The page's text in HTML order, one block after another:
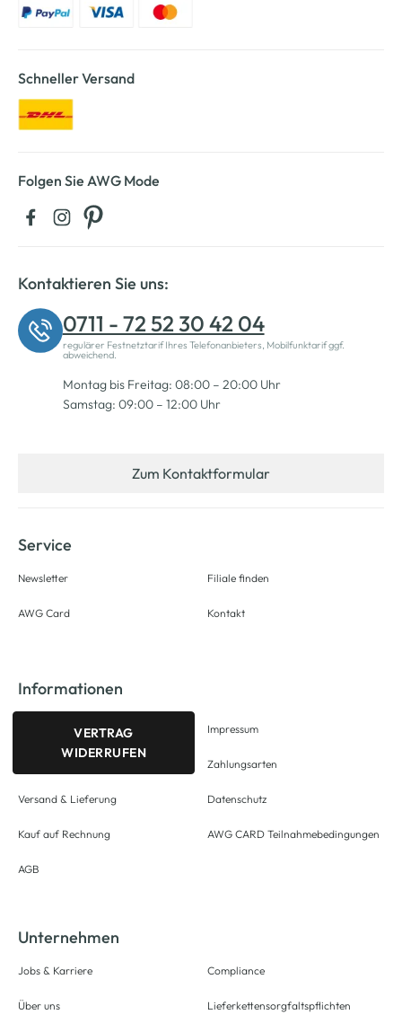
Schneller Versand
Folgen Sie AWG Mode
Kontaktieren Sie uns:
0711 - 72 52 30 42 04
regulärer Festnetztarif Ihres Telefonanbieters, Mobilfunktarif ggf.
abweichend.
Montag bis Freitag: 08:00 – 20:00 Uhr
Samstag: 09:00 – 12:00 Uhr
Zum Kontaktformular
Service
Newsletter
AWG Card
Filiale finden
Kontakt
Informationen
VERTRAG
WIDERRUFEN
Versand & Lieferung
Kauf auf Rechnung
AGB
Impressum
Zahlungsarten
Datenschutz
AWG CARD Teilnahmebedingungen
Unternehmen
Jobs & Karriere
Über uns
Compliance
Lieferkettensorgfaltspflichten